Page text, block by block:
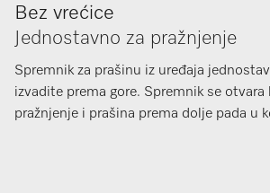
Bez vrećice
Jednostavno za pražnjenje
Spremnik za prašinu iz uređaja
izvadite prema gore. Spremnik se otvara
pražnjenje i prašina prema dolje pada u